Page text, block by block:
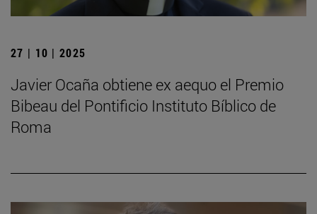
27 | 10 | 2025
Javier Ocaña obtiene ex aequo el Premio
Bibeau del Pontificio Instituto Bíblico de
Roma